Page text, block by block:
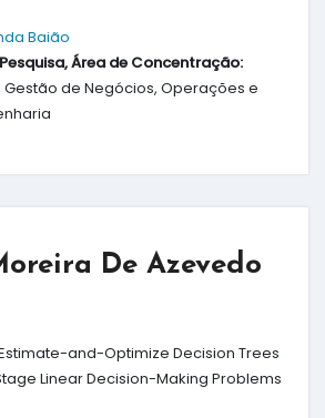
Baião
Área de Concentração:
Gestão de Negócios, Operações e
De Azevedo
and-Optimize Decision Trees
Linear Decision-Making Problems